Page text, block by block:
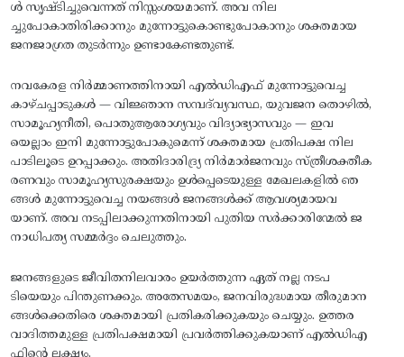
ൾ സൃഷ്ടിച്ചുവെന്നത് നിസ്സംശയമാണ്. അവ നില
ച്ചുപോകാതിരിക്കാനും മുന്നോട്ടുകൊണ്ടുപോകാനും ശക്തമായ
ജനജാഗ്രത തുടർന്നും ഉണ്ടാകേണ്ടതുണ്ട്.
നവകേരള നിർമ്മാണത്തിനായി എൽഡിഎഫ് മുന്നോട്ടുവെച്ച
കാഴ്ചപ്പാടുകൾ — വിജ്ഞാന സമ്പദ്‌വ്യവസ്ഥ, യുവജന തൊഴിൽ,
സാമൂഹ്യനീതി, പൊതുആരോഗ്യവും വിദ്യാഭ്യാസവും — ഇവ
യെല്ലാം ഇനി മുന്നോട്ടുപോകുമെന്ന് ശക്തമായ പ്രതിപക്ഷ നില
പാടിലൂടെ ഉറപ്പാക്കും. അതിദാരിദ്ര്യ നിർമാർജനവും സ്ത്രീശക്തീക
രണവും സാമൂഹ്യസുരക്ഷയും ഉൾപ്പെടെയുള്ള മേഖലകളിൽ ഞ
ങ്ങൾ മുന്നോട്ടുവെച്ച നയങ്ങൾ ജനങ്ങൾക്ക് ആവശ്യമായവ
യാണ്. അവ നടപ്പിലാക്കുന്നതിനായി പുതിയ സർക്കാരിന്മേൽ ജ
നാധിപത്യ സമ്മർദ്ദം ചെലുത്തും.
ജനങ്ങളുടെ ജീവിതനിലവാരം ഉയർത്തുന്ന ഏത് നല്ല നടപ
ടിയെയും പിന്തുണക്കും. അതേസമയം, ജനവിരുദ്ധമായ തീരുമാന
ങ്ങൾക്കെതിരെ ശക്തമായി പ്രതികരിക്കുകയും ചെയ്യും. ഉത്തര
വാദിത്തമുള്ള പ്രതിപക്ഷമായി പ്രവർത്തിക്കുകയാണ് എൽഡിഎ